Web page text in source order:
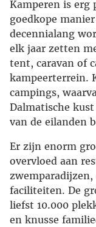
Kamperen is erg
goedkope
decennialang
elk jaar zetten
tent, caravan of
kampeerterrein.
campings,
Dalmatische
van de eilanden
Er zijn enorm
overvloed aan
faciliteiten. De
liefst 10.000
en knusse